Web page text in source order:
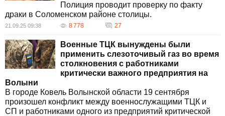
Полиция проводит проверку по факту
драки в Соломенском районе столицы.
21.09.25 09:38 8 778 27
Военные ТЦК вынуждены были
применить слезоточивый газ во время
столкновения с работниками
критически важного предприятия на
Волыни
В городе Ковель Волынской области 19 сентября
произошел конфликт между военнослужащими ТЦК и
СП и работниками одного из предприятий критической